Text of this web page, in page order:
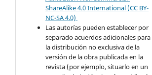
ShareAlike 4.0 International (CC BY-
NC-SA 4.0)
Las autorías pueden establecer por
separado acuerdos adicionales para
la distribución no exclusiva de la
versión de la obra publicada en la
revista (por ejemplo, situarlo en un